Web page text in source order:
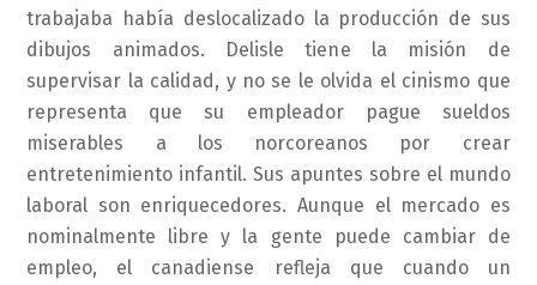
trabajaba había deslocalizado la producción de sus
dibujos animados. Delisle tiene la misión de
supervisar la calidad, y no se le olvida el cinismo que
representa que su empleador pague sueldos
miserables a los norcoreanos por crear
entretenimiento infantil. Sus apuntes sobre el mundo
laboral son enriquecedores. Aunque el mercado es
nominalmente libre y la gente puede cambiar de
empleo, el canadiense refleja que cuando un